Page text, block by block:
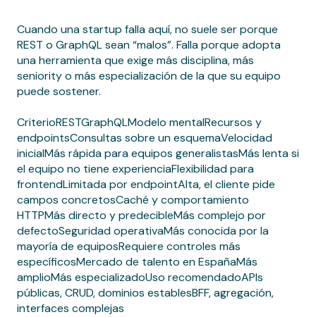
Cuando una startup falla aquí, no suele ser porque
REST o GraphQL sean “malos”. Falla porque adopta
una herramienta que exige más disciplina, más
seniority o más especialización de la que su equipo
puede sostener.
CriterioRESTGraphQLModelo mentalRecursos y
endpointsConsultas sobre un esquemaVelocidad
inicialMás rápida para equipos generalistasMás lenta si
el equipo no tiene experienciaFlexibilidad para
frontendLimitada por endpointAlta, el cliente pide
campos concretosCaché y comportamiento
HTTPMás directo y predecibleMás complejo por
defectoSeguridad operativaMás conocida por la
mayoría de equiposRequiere controles más
específicosMercado de talento en EspañaMás
amplioMás especializadoUso recomendadoAPIs
públicas, CRUD, dominios establesBFF, agregación,
interfaces complejas